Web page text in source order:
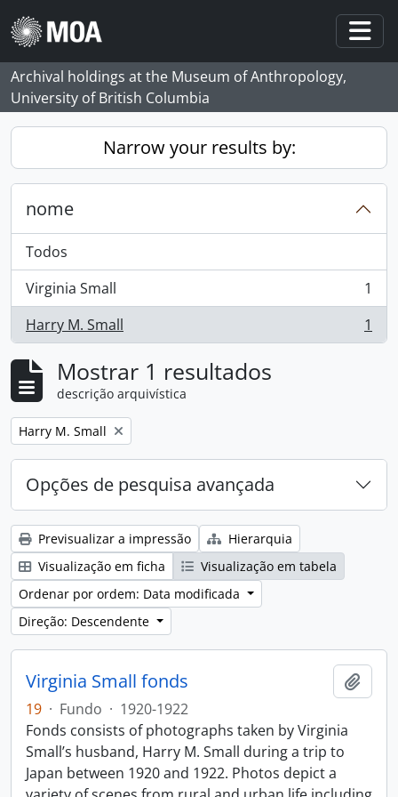
Skip to main content
Archival holdings at the Museum of Anthropology,
University of British Columbia
Narrow your results by:
nome
Todos
Virginia Small
, 1 resultados
1
Harry M. Small
, 1 resultados 1
Mostrar 1 resultados
descrição arquivística
Remove filter:
Harry M. Small
Opções de pesquisa avançada
Previsualizar a impressão
Hierarquia
Visualização em ficha
Visualização em tabela
Ordenar por ordem: Data modificada
Direção: Descendente
Virginia Small fonds
19 · Fundo · 1920-1922
Fonds consists of photographs taken by Virginia
Small’s husband, Harry M. Small during a trip to
Japan between 1920 and 1922. Photos depict a